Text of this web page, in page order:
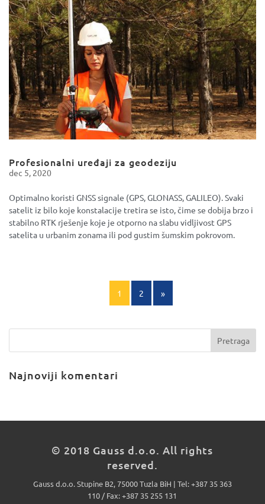
Profesionalni uređaji za geodeziju
dec 5, 2020
Optimalno koristi GNSS signale (GPS, GLONASS, GALILEO). Svaki
satelit iz bilo koje konstalacije tretira se isto, čime se dobija brzo i
stabilno RTK rješenje koje je otporno na slabu vidljivost GPS
satelita u urbanim zonama ili pod gustim šumskim pokrovom.
1 2 »
Najnoviji komentari
© 2018 Gauss d.o.o. All rights
reserved.
Gauss d.o.o. Stupine B2, 75000 Tuzla BiH | Tel: +387 35 363
110 / Fax: +387 35 255 131